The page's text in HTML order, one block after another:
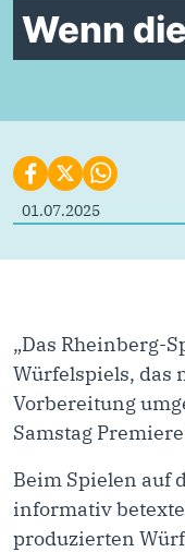
Wenn
01.07.2025
„Das Rheinberg-
Würfelspiels, das
Vorbereitung
Samstag
Beim Spielen auf
informativ
produzierten